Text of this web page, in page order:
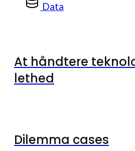
Data
At håndtere
lethed
Dilemma cases